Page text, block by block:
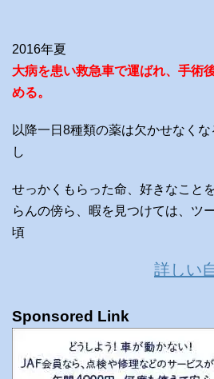
2016年夏
大病を患い救急車で運ばれ、手術
める。
以降一日8種類の薬は欠かせなく
し
せっかくもらった命、好きなこと
らんの傍ら、暇を見つけては、ツ
頃
詳しい
Sponsored Link